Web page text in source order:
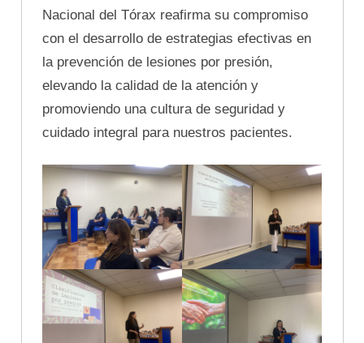
Nacional del Tórax reafirma su compromiso
con el desarrollo de estrategias efectivas en
la prevención de lesiones por presión,
elevando la calidad de la atención y
promoviendo una cultura de seguridad y
cuidado integral para nuestros pacientes.